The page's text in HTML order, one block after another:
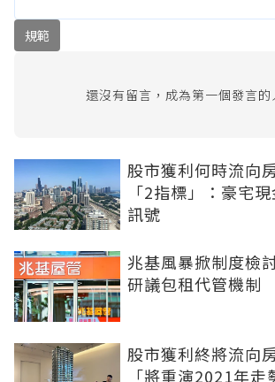
規範
還沒有留言，成為第一個發言的
股市獲利何時流向
「2指標」：豪宅
訊號
兆基風暴掀制度檢
研議包租代管機制
股市獲利終將流向
「將重演2021年